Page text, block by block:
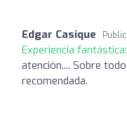
Edgar Casique
Experiencia fantástica:
atención.... Sobre
recomendada.